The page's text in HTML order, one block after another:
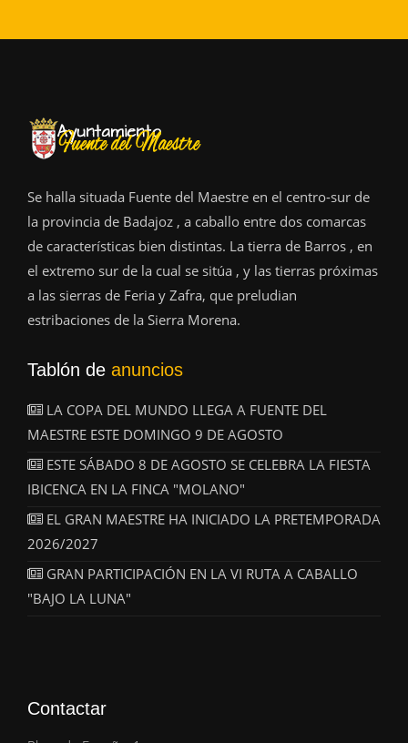
Se halla situada Fuente del Maestre en el centro-sur de
la provincia de Badajoz , a caballo entre dos comarcas
de características bien distintas. La tierra de Barros , en
el extremo sur de la cual se sitúa , y las tierras próximas
a las sierras de Feria y Zafra, que preludian
estribaciones de la Sierra Morena.
Tablón de anuncios
LA COPA DEL MUNDO LLEGA A FUENTE DEL
MAESTRE ESTE DOMINGO 9 DE AGOSTO
ESTE SÁBADO 8 DE AGOSTO SE CELEBRA LA FIESTA
IBICENCA EN LA FINCA "MOLANO"
EL GRAN MAESTRE HA INICIADO LA PRETEMPORADA
2026/2027
GRAN PARTICIPACIÓN EN LA VI RUTA A CABALLO
"BAJO LA LUNA"
Contactar